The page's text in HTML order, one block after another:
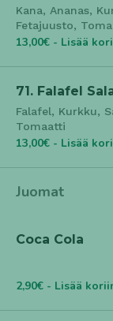
Kana, Ananas,
Fetajuusto,
13,00€ - Lisää
71. Falafel
Falafel, Kurkku,
Tomaatti
13,00€ - Lisää
Juomat
Coca Cola
2,90€ - Lisää